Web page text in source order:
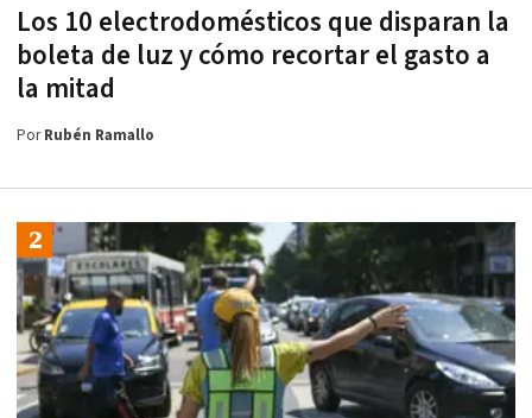
Los 10 electrodomésticos que disparan la
boleta de luz y cómo recortar el gasto a
la mitad
PorRubén Ramallo